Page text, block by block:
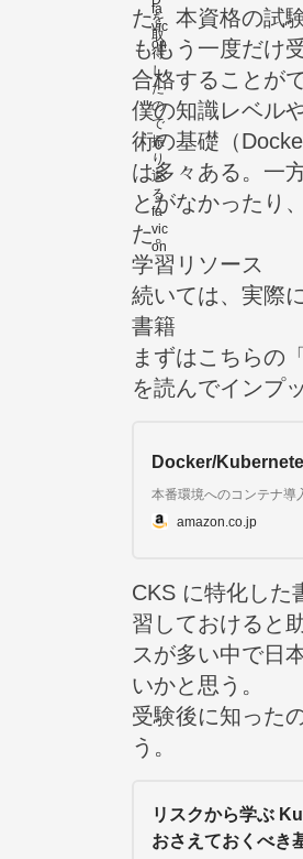
た。本資格の試
ももう一度だけ
合格することが
僕の知識レベル
術の基礎（
は多々ある。一
とがなかったり
た。
学習リソース
続いては、実際
書籍
まずはこちらの
を読んでインプ
Docker/
amazon.co.jp
CKS に特化した
習しておけると
スが多い中で日
いかと思う。
受験後に知った
う。
リスクから学ぶ
おさえておくべき